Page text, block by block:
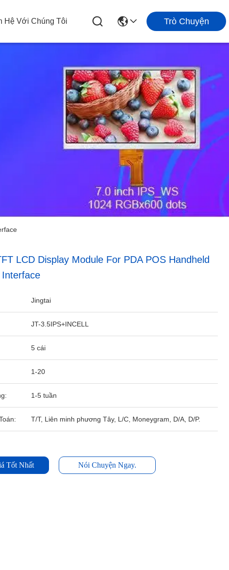
Hệ Với Chúng Tôi Trò Chuyện
LCD Display Module For PDA POS Handheld
Jingtai
JT-3.5IPS+INCELL
5 cái
1-20
1-5 tuần
T/T, Liên minh phương Tây, L/C, Moneygram, D/A, D/P.
Tốt Nhất Nói Chuyện Ngay.